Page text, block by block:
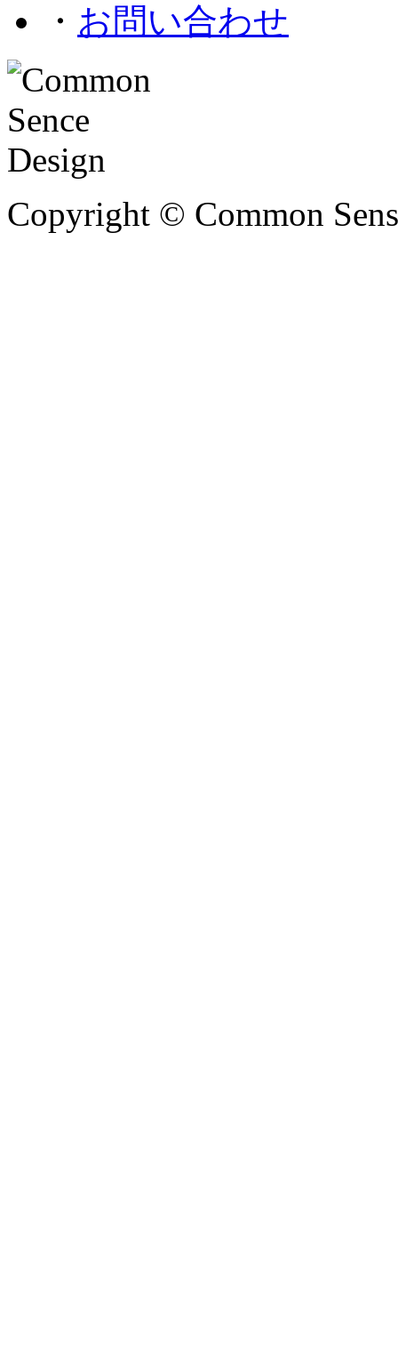
・ お問い合わせ
Copyright © Common